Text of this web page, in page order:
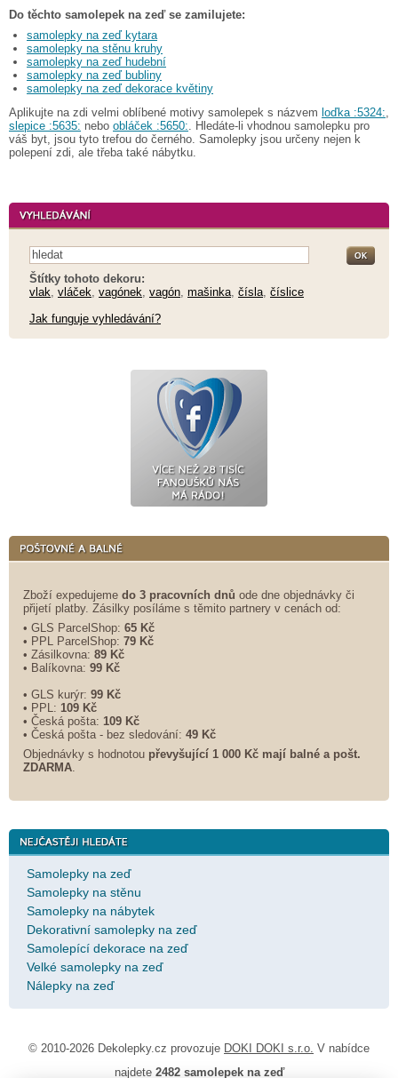
Do těchto samolepek na zeď se zamilujete:
samolepky na zeď kytara
samolepky na stěnu kruhy
samolepky na zeď hudební
samolepky na zeď bubliny
samolepky na zeď dekorace květiny
Aplikujte na zdi velmi oblíbené motivy samolepek s názvem loďka :5324:
slepice :5635: nebo obláček :5650: . Hledáte-li vhodnou samolepku pro
váš byt, jsou tyto trefou do černého. Samolepky jsou určeny nejen k
polepení zdi, ale třeba také nábytku.
Štítky tohoto dekoru:
vlak vláček vagónek vagón mašinka čísla číslice
Jak funguje vyhledávání?
Zboží expedujeme do 3 pracovních dnů ode dne objednávky či
přijetí platby. Zásilky posíláme s těmito partnery v cenách od:
• GLS ParcelShop: 65 Kč
• PPL ParcelShop: 79 Kč
• Zásilkovna: 89 Kč
• Balíkovna: 99 Kč
• GLS kurýr: 99 Kč
• PPL: 109 Kč
• Česká pošta: 109 Kč
• Česká pošta - bez sledování: 49 Kč
Objednávky s hodnotou převyšující 1 000 Kč mají balné a pošt.
ZDARMA
Samolepky na zeď
Samolepky na stěnu
Samolepky na nábytek
Dekorativní samolepky na zeď
Samolepící dekorace na zeď
Velké samolepky na zeď
Nálepky na zeď
© 2010-2026 Dekolepky.cz provozuje DOKI DOKI s.r.o. V nabídce
najdete 2482 samolepek na zeď